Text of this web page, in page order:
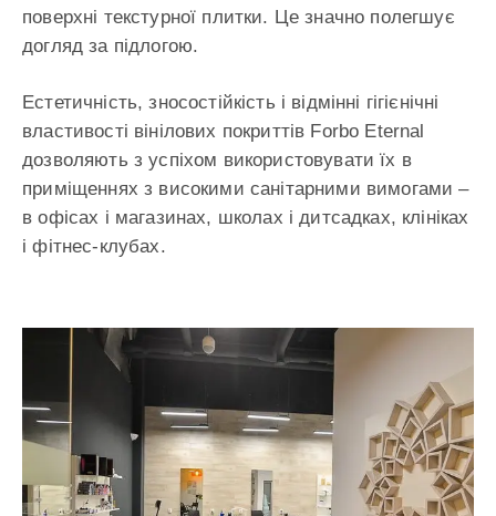
поверхні текстурної плитки. Це значно полегшує
догляд за підлогою.
Естетичність, зносостійкість і відмінні гігієнічні
властивості вінілових покриттів Forbo Eternal
дозволяють з успіхом використовувати їх в
приміщеннях з високими санітарними вимогами –
в офісах і магазинах, школах і дитсадках, клініках
і фітнес-клубах.